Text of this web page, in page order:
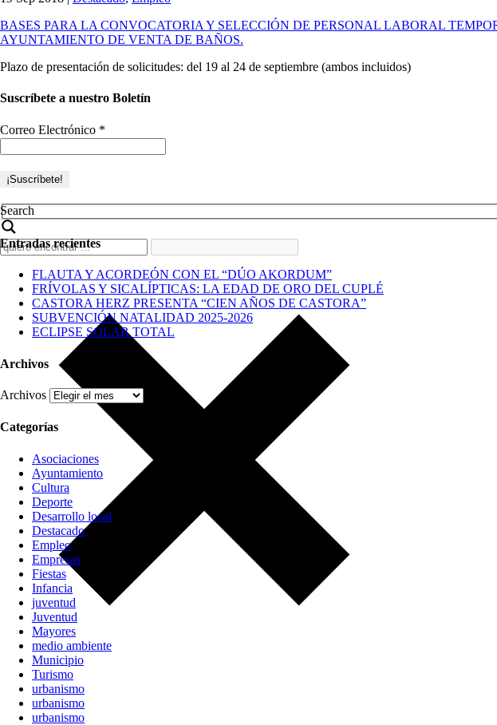
BASES PARA LA CONVOCATORIA Y SELECCIÓN DE PERSONAL LABORAL
AYUNTAMIENTO DE VENTA DE BAÑOS.
Plazo de presentación de solicitudes: del 19 al 24 de septiembre (ambos incluidos)
Suscríbete a nuestro Boletín
Correo Electrónico *
Search
Entradas recientes
FLAUTA Y ACORDEÓN CON EL “DÚO AKORDUM”
FRÍVOLAS Y SICALÍPTICAS: LA EDAD DE ORO DEL CUPLÉ
CASTORA HERZ PRESENTA “CIEN AÑOS DE CASTORA”
SUBVENCIÓN NATALIDAD 2025-2026
ECLIPSE SOLAR TOTAL
Archivos
Archivos
Categorías
Asociaciones
Ayuntamiento
Cultura
Deporte
Desarrollo local
Destacado
Empleo
Empresas
Fiestas
Infancia
juventud
Juventud
Mayores
medio ambiente
Municipio
Turismo
urbanismo
urbanismo
urbanismo